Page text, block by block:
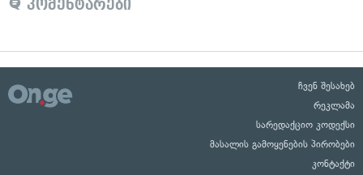
კომენტარები
ჩვენ შესახებ
რეკლამა
სარედაქციო კოდექსი
მასალის გამოყენების პირობები
კონტაქტი